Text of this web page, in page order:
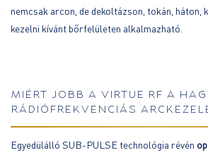
nemcsak arcon, de dekoltázson, tokán, háton,
kezelni kívánt bőrfelületen alkalmazható.
MIÉRT JOBB A VIRTUE RF A
RÁDIÓFREKVENCIÁS
Egyedülálló SUB-PULSE technológia révén